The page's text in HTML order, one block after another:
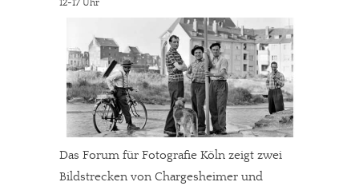
12-17 Uhr
Das Forum für Fotografie Köln zeigt zwei
Bildstrecken von Chargesheimer und